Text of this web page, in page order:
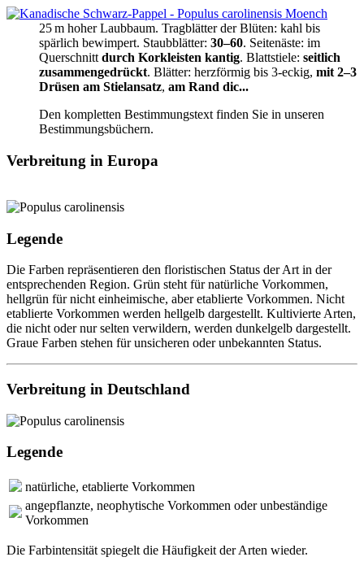
25 m hoher Laubbaum. Tragblätter der Blüten: kahl bis
spärlich bewimpert. Staubblätter: 30–60. Seitenäste: im
Querschnitt durch Korkleisten kantig. Blattstiele: seitlich
zusammengedrückt. Blätter: herzförmig bis 3‑eckig, mit 2–3
Drüsen am Stielansatz, am Rand dic...
Den kompletten Bestimmungstext finden Sie in unseren
Bestimmungsbüchern.
Verbreitung in Europa
Legende
Die Farben repräsentieren den floristischen Status der Art in der
entsprechenden Region. Grün steht für natürliche Vorkommen,
hellgrün für nicht einheimische, aber etablierte Vorkommen. Nicht
etablierte Vorkommen werden hellgelb dargestellt. Kultivierte Arten,
die nicht oder nur selten verwildern, werden dunkelgelb dargestellt.
Graue Farben stehen für unsicheren oder unbekannten Status.
Verbreitung in Deutschland
Legende
natürliche, etablierte Vorkommen
angepflanzte, neophytische Vorkommen oder unbeständige
Vorkommen
Die Farbintensität spiegelt die Häufigkeit der Arten wieder.